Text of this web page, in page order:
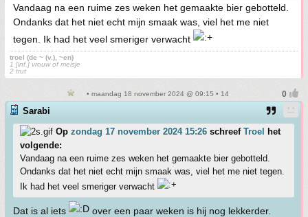
Vandaag na een ruime zes weken het gemaakte bier gebotteld.
Ondanks dat het niet echt mijn smaak was, viel het me niet
tegen. Ik had het veel smeriger verwacht
troel (de ~ (v.), ~en)
1 [inf.] vrouw of meisje
2 trut
• maandag 18 november 2024 @ 09:15 • 14
Sarabi
Op zondag 17 november 2024 15:26 schreef Troel het
volgende:
Vandaag na een ruime zes weken het gemaakte bier gebotteld.
Ondanks dat het niet echt mijn smaak was, viel het me niet tegen.
Ik had het veel smeriger verwacht
Dat is al iets over een paar weken is hij nog lekkerder.